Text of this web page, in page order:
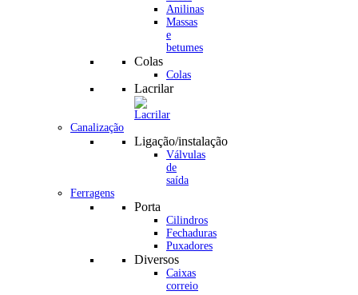
Anilinas
Massas
e
betumes
Colas
Colas
Lacrilar
Canalização
Ligação/instalação
Válvulas
de
saída
Ferragens
Porta
Cilindros
Fechaduras
Puxadores
Diversos
Caixas
correio